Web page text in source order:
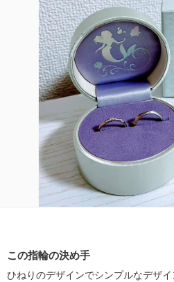
この指輪の決め手
ひねりのデザインでシンプルなデザ